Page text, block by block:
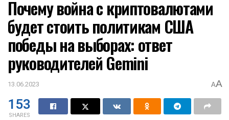
Почему война с криптовалютами
будет стоить политикам США
победы на выборах: ответ
руководителей Gemini
13.06.2023 AA
153
SHARES